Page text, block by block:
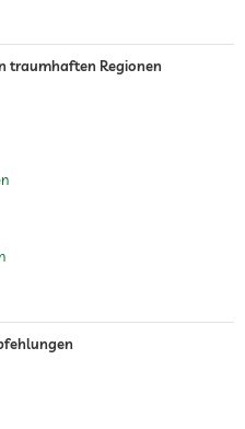
traumhaften Regionen